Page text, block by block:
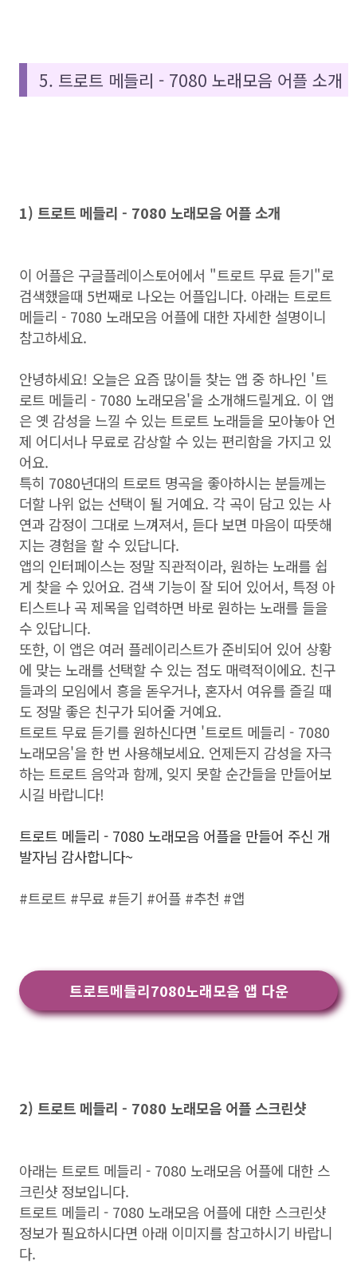
5. 트로트 메들리 - 7080 노래모음 어플 소개
1) 트로트 메들리 - 7080 노래모음 어플 소개
이 어플은 구글플레이스토어에서 "트로트 무료 듣기"로
검색했을때 5번째로 나오는 어플입니다. 아래는 트로트
메들리 - 7080 노래모음 어플에 대한 자세한 설명이니
참고하세요.
안녕하세요! 오늘은 요즘 많이들 찾는 앱 중 하나인 '트
로트 메들리 - 7080 노래모음'을 소개해드릴게요. 이 앱
은 옛 감성을 느낄 수 있는 트로트 노래들을 모아놓아 언
제 어디서나 무료로 감상할 수 있는 편리함을 가지고 있
어요.
특히 7080년대의 트로트 명곡을 좋아하시는 분들께는
더할 나위 없는 선택이 될 거예요. 각 곡이 담고 있는 사
연과 감정이 그대로 느껴져서, 듣다 보면 마음이 따뜻해
지는 경험을 할 수 있답니다.
앱의 인터페이스는 정말 직관적이라, 원하는 노래를 쉽
게 찾을 수 있어요. 검색 기능이 잘 되어 있어서, 특정 아
티스트나 곡 제목을 입력하면 바로 원하는 노래를 들을
수 있답니다.
또한, 이 앱은 여러 플레이리스트가 준비되어 있어 상황
에 맞는 노래를 선택할 수 있는 점도 매력적이에요. 친구
들과의 모임에서 흥을 돋우거나, 혼자서 여유를 즐길 때
도 정말 좋은 친구가 되어줄 거예요.
트로트 무료 듣기를 원하신다면 '트로트 메들리 - 7080
노래모음'을 한 번 사용해보세요. 언제든지 감성을 자극
하는 트로트 음악과 함께, 잊지 못할 순간들을 만들어보
시길 바랍니다!
트로트 메들리 - 7080 노래모음 어플을 만들어 주신 개
발자님 감사합니다~
#트로트 #무료 #듣기 #어플 #추천 #앱
트로트메들리7080노래모음 앱 다운
2) 트로트 메들리 - 7080 노래모음 어플 스크린샷
아래는 트로트 메들리 - 7080 노래모음 어플에 대한 스
크린샷 정보입니다.
트로트 메들리 - 7080 노래모음 어플에 대한 스크린샷
정보가 필요하시다면 아래 이미지를 참고하시기 바랍니
다.